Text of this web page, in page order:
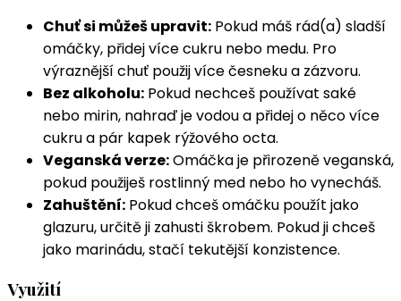
Chuť si můžeš upravit: Pokud máš rád(a) sladší
omáčky, přidej více cukru nebo medu. Pro
výraznější chuť použij více česneku a zázvoru.
Bez alkoholu: Pokud nechceš používat saké
nebo mirin, nahraď je vodou a přidej o něco více
cukru a pár kapek rýžového octa.
Veganská verze:Omáčka je přirozeně veganská,
pokud použiješ rostlinný med nebo ho vynecháš.
Zahuštění: Pokud chceš omáčku použít jako
glazuru, určitě ji zahusti škrobem. Pokud ji chceš
jako marinádu, stačí tekutější konzistence.
Využití